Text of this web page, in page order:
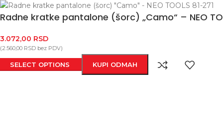
Radne kratke pantalone (šorc) „Camo“ – NEO
3.072,00 RSD
(2.560,00 RSD bez PDV)
SELECT OPTIONS KUPI ODMAH